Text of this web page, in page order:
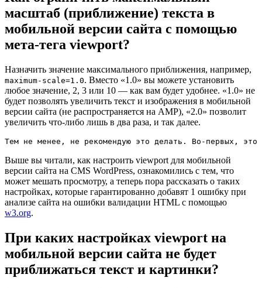
масштаб (приближение) текста в
мобильной версии сайта с помощью
мета-тега viewport?
Назначить значение максимального приближения, например,
maximum-scale=1.0. Вместо «1.0» вы можете установить
любое значение, 2, 3 или 10 — как вам будет удобнее. «1.0» не
будет позволять увеличить текст и изображения в мобильной
версии сайта (не распространяется на AMP), «2.0» позволит
увеличить что-либо лишь в два раза, и так далее.
Тем не менее, не рекомендую это делать. Во-первых, это
Выше вы читали, как настроить viewport для мобильной
версии сайта на CMS WordPress, ознакомились с тем, что
может мешать просмотру, а теперь пора рассказать о таких
настройках, которые гарантированно добавят 1 ошибку при
анализе сайта на ошибки валидации HTML с помощью
w3.org.
При каких настройках viewport на
мобильной версии сайта не будeт
приближаться текст и картинки?